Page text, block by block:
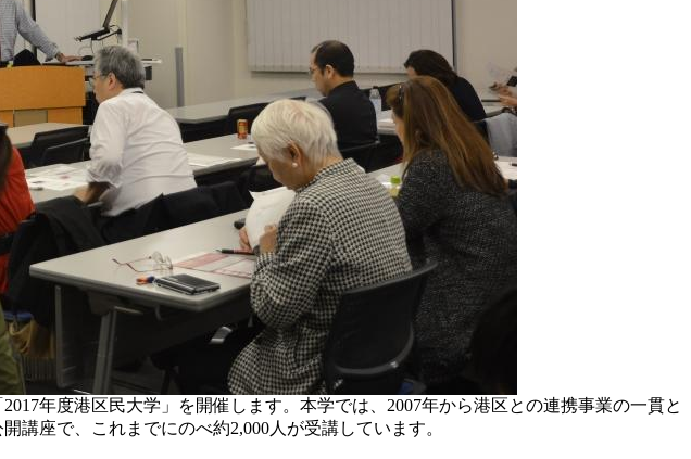
年度港区民大学」を開催します。本学では、2007年から港区との連携事業の一貫と
講座で、これまでにのべ約2,000人が受講しています。